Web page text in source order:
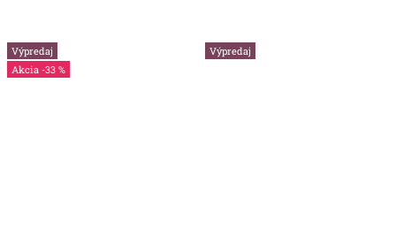
Výpredaj
-33 %
Výpredaj